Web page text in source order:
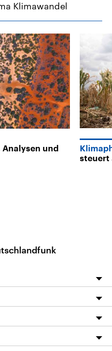
Klimawandel
Analysen und
steuert